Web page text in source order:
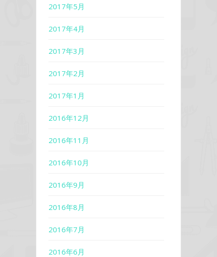
2017年5月
2017年4月
2017年3月
2017年2月
2017年1月
2016年12月
2016年11月
2016年10月
2016年9月
2016年8月
2016年7月
2016年6月